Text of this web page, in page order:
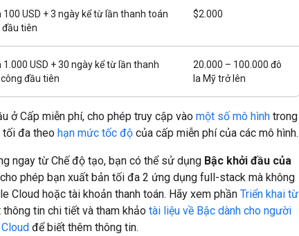
USD + 3 ngày kể từ lần thanh toán
tiên
$2.000
USD + 30 ngày kể từ lần thanh
đầu tiên
20.000 – 100.000 đô
la Mỹ trở lên
ở Cấp miễn phí, cho phép truy cập vào một số mô hình trong
tối đa theo hạn mức tốc độ của cấp miễn phí của các mô hình.
ngay từ Chế độ tạo, bạn có thể sử dụng Bậc khởi đầu của
phép bạn xuất bản tối đa 2 ứng dụng full-stack mà không
Cloud hoặc tài khoản thanh toán. Hãy xem phần Triển khai từ
thông tin chi tiết và tham khảo tài liệu về Bậc dành cho người
để biết thêm thông tin.